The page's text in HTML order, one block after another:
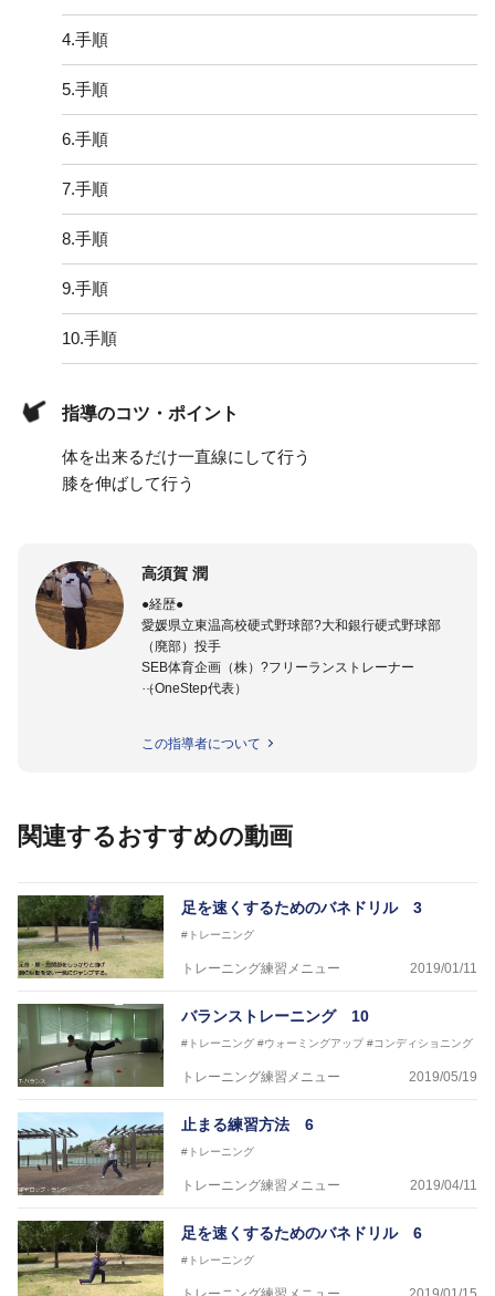
4.手順
5.手順
6.手順
7.手順
8.手順
9.手順
10.手順
指導のコツ・ポイント
体を出来るだけ一直線にして行う
膝を伸ばして行う
高須賀 潤
●経歴●
愛媛県立東温高校硬式野球部?大和銀行硬式野球部
（廃部）投手
SEB体育企画（株）?フリーランストレーナー
（OneStep代表）
今治西高校野球部
川之江高校野球部
済美平成中等教育学校野球部
丹原高校野球部
東温高校野球部
松山西中等教育学校野球部
南宇和高校野球部
八幡浜工業野球部
IPU環太平洋大学短期大学部ソフトボール部
美作大学女子ソフトボール部
●資格●
日本スポーツ協会公認 スポーツプログラマー
～豊かな環境がなくても工夫次第で
この指導者について
関連するおすすめの動画
足を速くするためのバネドリル 3
#トレーニング
トレーニング練習メニュー 2019/01/11
バランストレーニング 10
#トレーニング #ウォーミングアップ #コンディショニング
トレーニング練習メニュー 2019/05/19
止まる練習方法 6
#トレーニング
トレーニング練習メニュー 2019/04/11
足を速くするためのバネドリル 6
#トレーニング